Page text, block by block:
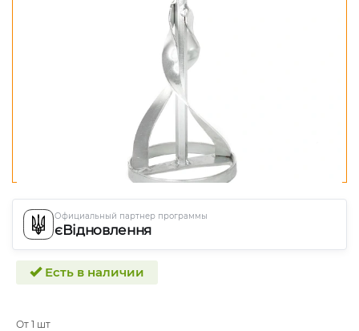
Официальный партнер программы
єВідновлення
Есть в наличии
От 1 шт